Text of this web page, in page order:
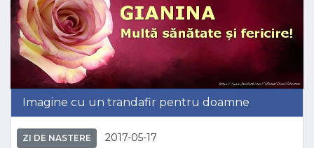
Imagine cu un trandafir pentru doamne
ZI DE NASTERE 2017-05-17